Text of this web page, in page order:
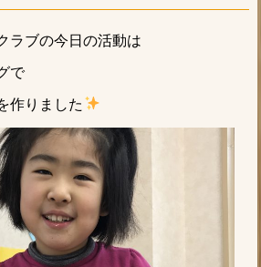
ラブの今日の活動は
で
作りました